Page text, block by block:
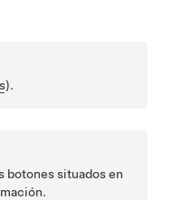
).
botones situados en